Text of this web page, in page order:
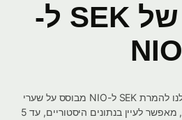
תרשים של SEK ל-
NIO
התרשים האינטראקטיבי שלנו להמרת SEK ל-NIO מבוסס על שערי
חליפין אמצעיים בזמן אמת, מאפשר לעיין בנתונים היסטוריים, עד 5